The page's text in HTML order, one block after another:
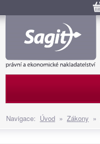
Navigace: Úvod » Zákony »